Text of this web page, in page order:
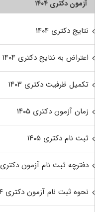
آزمون دکتری ۱۴۰۴
نتایج دکتری ۱۴۰۴
اعتراض به نتایج دکتری ۱۴۰۴
تکمیل ظرفیت دکتری ۱۴۰۳
زمان آزمون دکتری ۱۴۰۵
ثبت نام دکتری ۱۴۰۵
دفترچه ثبت نام آزمون دکتری ۱۴۰۴
نحوه ثبت نام آزمون دکتری ۱۴۰۴